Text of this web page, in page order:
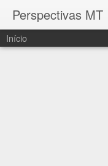
Perspectivas MT
Início